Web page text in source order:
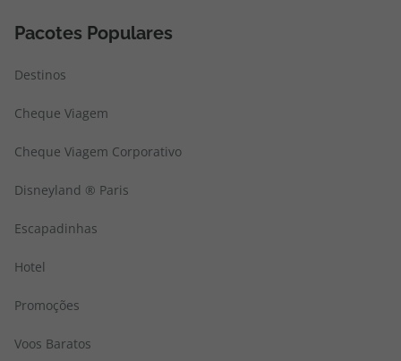
Pacotes Populares
Destinos
Cheque Viagem
Cheque Viagem Corporativo
Disneyland ® Paris
Escapadinhas
Hotel
Promoções
Voos Baratos